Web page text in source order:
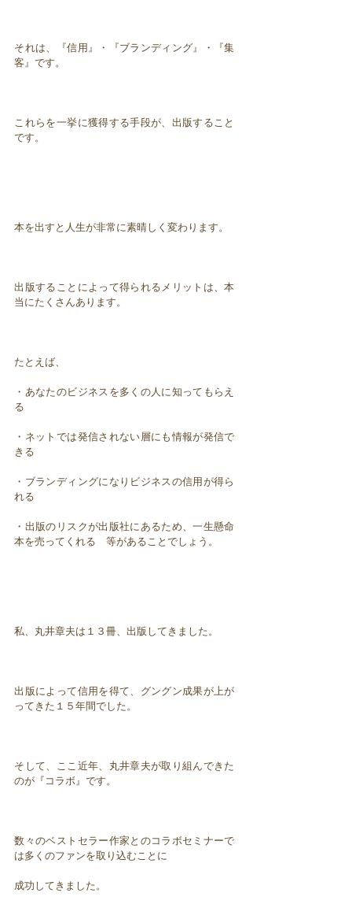
それは、『信用』・『ブランディング』・『集
客』です。
これらを一挙に獲得する手段が、出版すること
です。
本を出すと人生が非常に素晴しく変わります。
出版することによって得られるメリットは、本
当にたくさんあります。
たとえば、
・あなたのビジネスを多くの人に知ってもらえ
る
・ネットでは発信されない層にも情報が発信で
きる
・ブランディングになりビジネスの信用が得ら
れる
・出版のリスクが出版社にあるため、一生懸命
本を売ってくれる 等があることでしょう。
私、丸井章夫は１３冊、出版してきました。
出版によって信用を得て、グングン成果が上が
ってきた１５年間でした。
そして、ここ近年、丸井章夫が取り組んできた
のが『コラボ』です。
数々のベストセラー作家とのコラボセミナーで
は多くのファンを取り込むことに
成功してきました。